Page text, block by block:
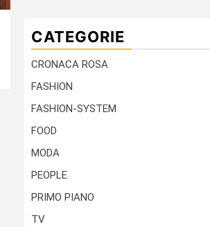
CATEGORIE
CRONACA ROSA
FASHION
FASHION-SYSTEM
FOOD
MODA
PEOPLE
PRIMO PIANO
TV